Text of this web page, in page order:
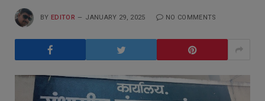
BY EDITOR JANUARY 29, 2025 NO COMMENTS